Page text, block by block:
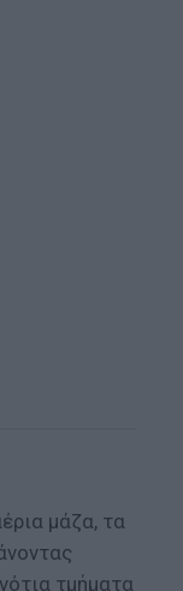
μάζα, τα
τμήματα